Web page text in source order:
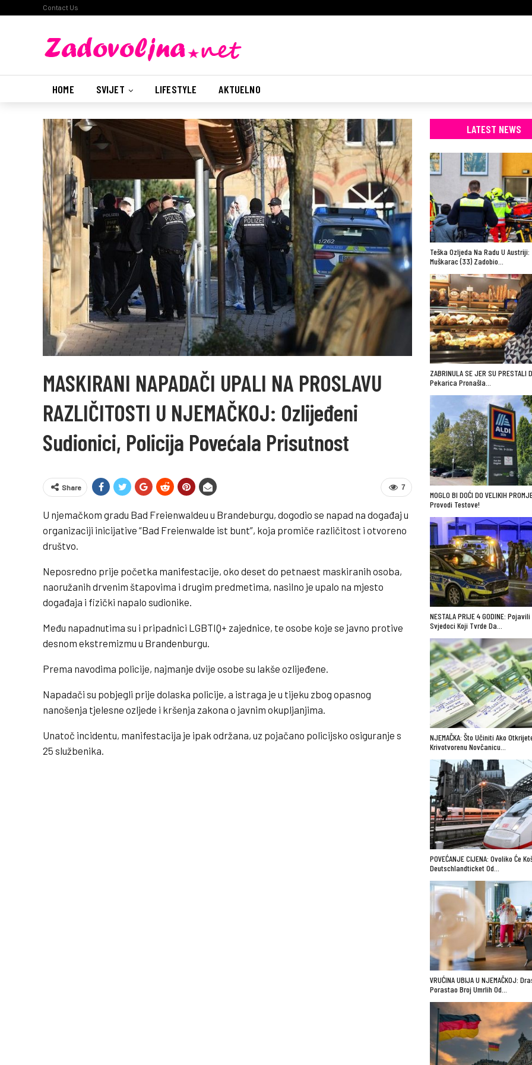
Contact Us
HOME SVIJET LIFESTYLE AKTUELNO
MASKIRANI NAPADAČI UPALI NA PROSLAVU
RAZLIČITOSTI U NJEMAČKOJ: Ozlijeđeni
Sudionici, Policija Povećala Prisutnost
7
Share
U njemačkom gradu Bad Freienwaldeu u Brandeburgu, dogodio se napad na događaj u
organizaciji inicijative “Bad Freienwalde ist bunt”, koja promiče različitost i otvoreno
društvo.
Neposredno prije početka manifestacije, oko deset do petnaest maskiranih osoba,
naoružanih drvenim štapovima i drugim predmetima, nasilno je upalo na mjesto
događaja i fizički napalo sudionike.
Među napadnutima su i pripadnici LGBTIQ+ zajednice, te osobe koje se javno protive
desnom ekstremizmu u Brandenburgu.
Prema navodima policije, najmanje dvije osobe su lakše ozlijeđene.
Napadači su pobjegli prije dolaska policije, a istraga je u tijeku zbog opasnog
nanošenja tjelesne ozljede i kršenja zakona o javnim okupljanjima.
Unatoč incidentu, manifestacija je ipak održana, uz pojačano policijsko osiguranje s
25 službenika.
LATEST NEWS
Teška Ozljeda Na Radu U Austriji:
Muškarac (33) Zadobio…
ZABRINULA SE JER SU PRESTALI
Pekarica Pronašla…
MOGLO BI DOĆI DO VELIKIH
Provodi Testove!
NESTALA PRIJE 4 GODINE:
Svjedoci Koji Tvrde Da…
NJEMAČKA: Što Učiniti Ako
Krivotvorenu Novčanicu…
POVEĆANJE CIJENA: Ovoliko Će
Deutschlandticket Od…
VRUĆINA UBIJA U NJEMAČKOJ:
Porastao Broj Umrlih Od…